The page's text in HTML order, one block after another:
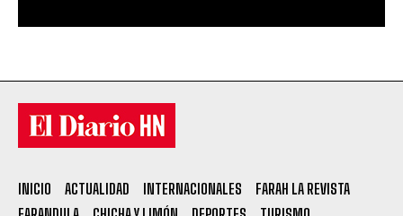
INICIO ACTUALIDAD INTERNACIONALES
FARAH LA REVISTA